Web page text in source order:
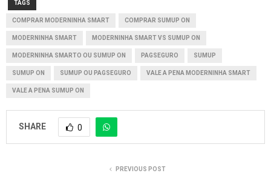
TAGS
COMPRAR MODERNINHA SMART COMPRAR SUMUP ON
MODERNINHA SMART MODERNINHA SMART VS SUMUP ON
MODERNINHA SMARTO OU SUMUP ON PAGSEGURO SUMUP
SUMUP ON SUMUP OU PAGSEGURO VALE A PENA MODERNINHA SMART
VALE A PENA SUMUP ON
SHARE 0
PREVIOUS POST